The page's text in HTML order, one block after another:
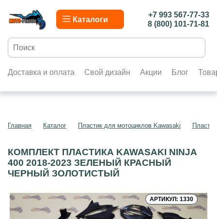
Каталоги
+7 993 567-77-33
8 (800) 101-71-81
Доставка и оплата Свой дизайн Акции Блог
Главная Каталог Пластик для мотоциклов Kawasaki
КОМПЛЕКТ ПЛАСТИКА KAWASAKI NINJA
400 2018-2023 ЗЕЛЕНЫЙ КРАСНЫЙ
ЧЕРНЫЙ ЗОЛОТИСТЫЙ
АРТИКУЛ: 1330